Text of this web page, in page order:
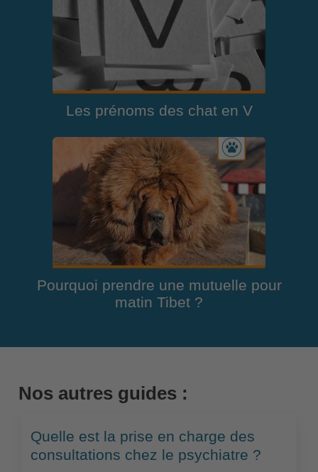
Les prénoms des chat en V
Pourquoi prendre une mutuelle pour
matin Tibet ?
Nos autres guides :
Quelle est la prise en charge des
consultations chez le psychiatre ?